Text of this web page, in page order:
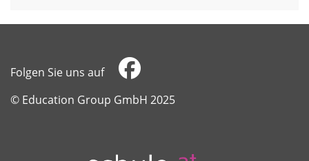
Folgen Sie uns auf
​​​​​​​© Education Group GmbH 2025